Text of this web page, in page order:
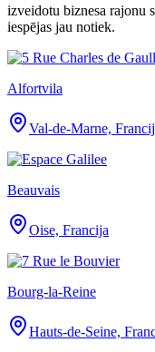
izveidotu biznesa rajonu
iespējas jau notiek.
Alfortvila
Val-de-Marne,
Beauvais
Oise, Francija
Bourg-la-Reine
Hauts-de-Seine,